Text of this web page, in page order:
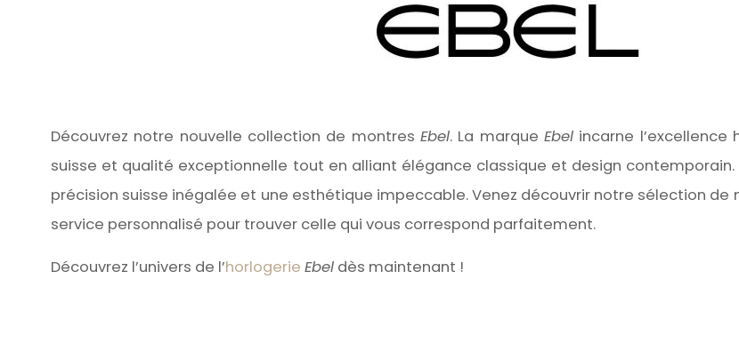
Découvrez notre nouvelle collection de montres Ebel. La marque Ebel incarne l’excellence
suisse et qualité exceptionnelle tout en alliant élégance classique et design
précision suisse inégalée et une esthétique impeccable. Venez découvrir notre sélection de
service personnalisé pour trouver celle qui vous correspond parfaitement.
Découvrez l’univers de l’horlogerie Ebel dès maintenant !